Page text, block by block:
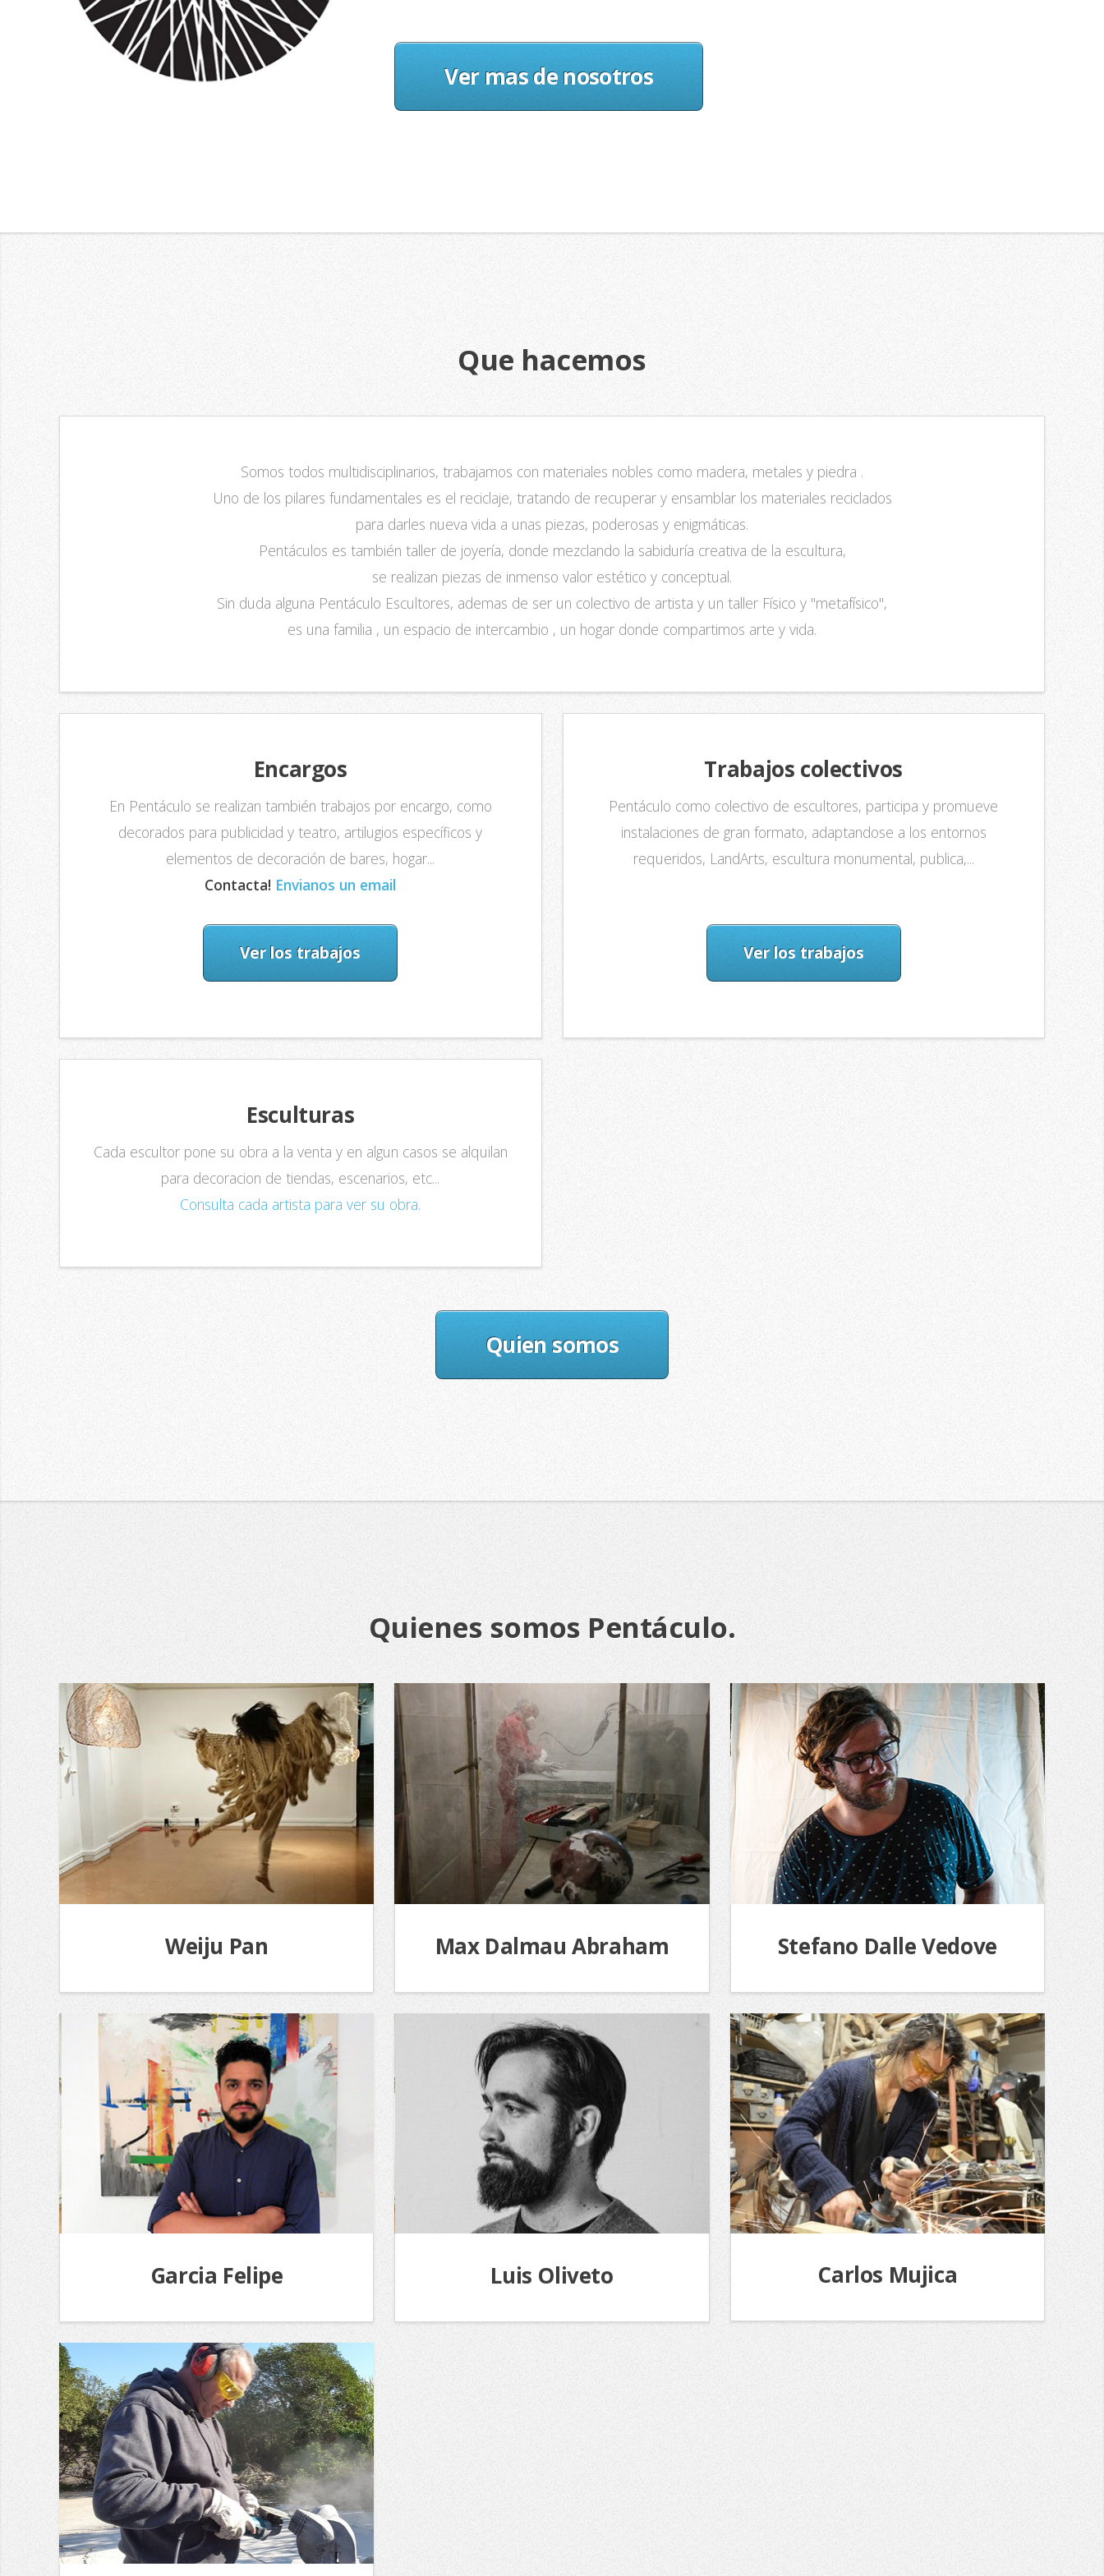
Ver mas de nosotros
Que hacemos
Somos todos multidisciplinarios, trabajamos con materiales nobles como madera, metales y piedra .
Uno de los pilares fundamentales es el reciclaje, tratando de recuperar y ensamblar los materiales reciclados
para darles nueva vida a unas piezas, poderosas y enigmáticas.
Pentáculos es también taller de joyería, donde mezclando la sabiduría creativa de la escultura,
se realizan piezas de inmenso valor estético y conceptual.
Sin duda alguna Pentáculo Escultores, ademas de ser un colectivo de artista y un taller Físico y "metafísico",
es una familia , un espacio de intercambio , un hogar donde compartimos arte y vida.
Encargos
En Pentáculo se realizan también trabajos por encargo, como
decorados para publicidad y teatro, artilugios específicos y
elementos de decoración de bares, hogar...
Contacta! Envianos un email
Ver los trabajos
Trabajos colectivos
Pentáculo como colectivo de escultores, participa y promueve
instalaciones de gran formato, adaptandose a los entornos
requeridos, LandArts, escultura monumental, publica,...
Ver los trabajos
Esculturas
Cada escultor pone su obra a la venta y en algun casos se alquilan
para decoracion de tiendas, escenarios, etc...
Consulta cada artista para ver su obra.
Quien somos
Quienes somos Pentáculo.
Weiju Pan Max Dalmau Abraham Stefano Dalle Vedove
Garcia Felipe Luis Oliveto Carlos Mujica